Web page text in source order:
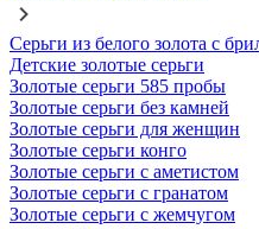
Серьги из белого золота с
Детские золотые серьги
Золотые серьги 585 пробы
Золотые серьги без камней
Золотые серьги для женщин
Золотые серьги конго
Золотые серьги с аметистом
Золотые серьги с гранатом
Золотые серьги с жемчугом